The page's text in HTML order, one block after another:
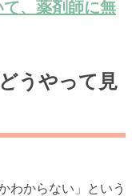
、薬剤師に無
うやって見
わからない」という